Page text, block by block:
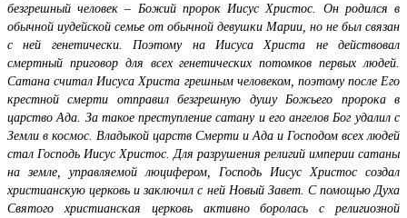
безгрешный человек – Божий пророк Иисус Христос. Он родился в
обычной иудейской семье от обычной девушки Марии, но не был связан
с ней генетически. Поэтому на Иисуса Христа не действовал
смертный приговор для всех генетических потомков первых людей.
Сатана считал Иисуса Христа грешным человеком, поэтому после Его
крестной смерти отправил безгрешную душу Божьего пророка в
царство Ада. За такое преступление сатану и его ангелов Бог удалил с
Земли в космос. Владыкой царств Смерти и Ада и Господом всех людей
стал Господь Иисус Христос. Для разрушения религий империи сатаны
на земле, управляемой люцифером, Господь Иисус Христос создал
христианскую церковь и заключил с ней Новый Завет. С помощью Духа
Святого христианская церковь активно боролась с религиозной